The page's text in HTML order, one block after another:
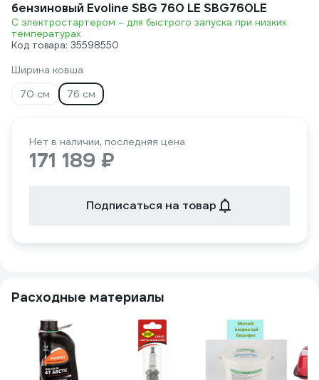
бензиновый Evoline SBG 760 LE SBG760LE
С электростартером – для быстрого запуска при низких
температурах
Код товара: 35598550
Ширина ковша
70 см
76 см
Нет в наличии, последняя цена
171 189 ₽
Подписаться на товар
Расходные материалы